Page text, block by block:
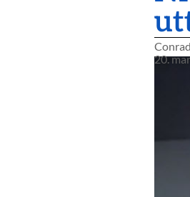
20.